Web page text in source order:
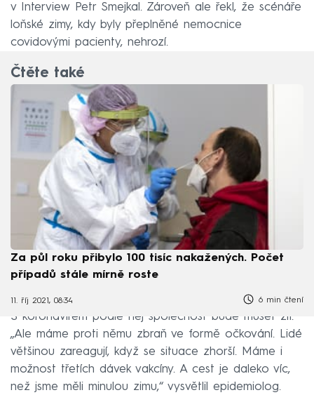
v Interview Petr Smejkal. Zároveň ale řekl, že scénáře
loňské zimy, kdy byly přeplněné nemocnice
covidovými pacienty, nehrozí.
Čtěte také
Za půl roku přibylo 100 tisíc nakažených. Počet
případů stále mírně roste
11. říj 2021, 08:34 6 min čtení
S koronavirem podle něj společnost bude muset žít.
„Ale máme proti němu zbraň ve formě očkování. Lidé
většinou zareagují, když se situace zhorší. Máme i
možnost třetích dávek vakcíny. A cest je daleko víc,
než jsme měli minulou zimu,“ vysvětlil epidemiolog.